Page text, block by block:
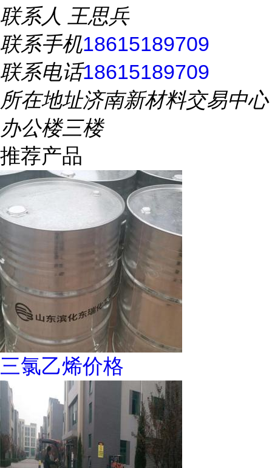
联系人 王思兵
联系手机18615189709
联系电话18615189709
所在地址济南新材料交易中心
办公楼三楼
推荐产品
三氯乙烯价格